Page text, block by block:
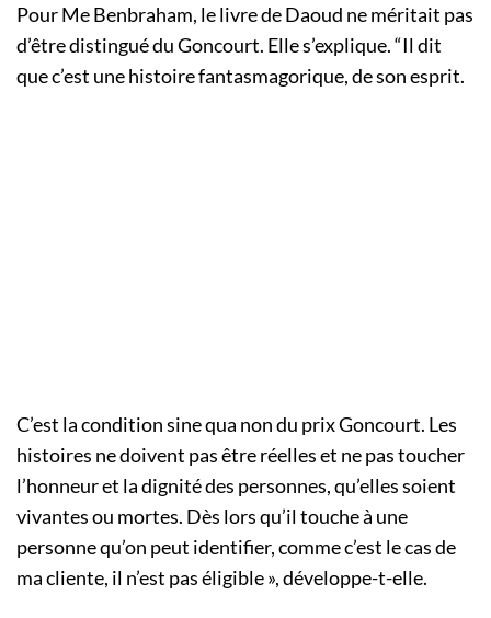
Pour Me Benbraham, le livre de Daoud ne méritait pas
d’être distingué du Goncourt. Elle s’explique. “Il dit
que c’est une histoire fantasmagorique, de son esprit.
C’est la condition sine qua non du prix Goncourt. Les
histoires ne doivent pas être réelles et ne pas toucher
l’honneur et la dignité des personnes, qu’elles soient
vivantes ou mortes. Dès lors qu’il touche à une
personne qu’on peut identifier, comme c’est le cas de
ma cliente, il n’est pas éligible », développe-t-elle.